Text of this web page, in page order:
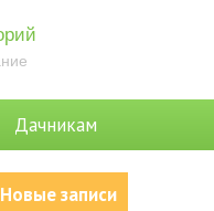
Дачникам
Новые записи